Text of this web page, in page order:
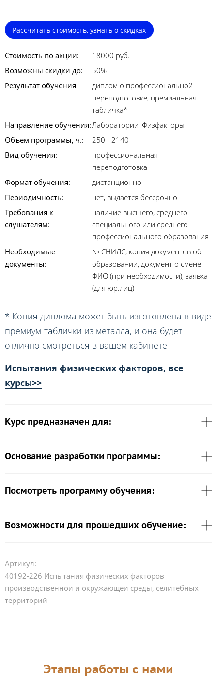
Рассчитать стоимость, узнать о скидках
Стоимость по акции:
18000 руб.
Возможны скидки до:
50%
Результат обучения:
диплом о профессиональной
переподготовке, премиальная
табличка*
Направление обучения:Лаборатории, Физфакторы
Объем программы, ч.:
250 - 2140
Вид обучения:
профессиональная
переподготовка
Формат обучения:
дистанционно
Периодичность:
нет, выдается бессрочно
Требования к
слушателям:
наличие высшего, среднего
специального или среднего
профессионального образования
Необходимые
документы:
№ СНИЛС, копия документов об
образовании, документ о смене
ФИО (при необходимости), заявка
(для юр.лиц)
* Копия диплома может быть изготовлена в виде
премиум-таблички из металла, и она будет
отлично смотреться в вашем кабинете
Испытания физических факторов, все
курсы>>
Курс предназначен для:
Основание разработки программы:
Посмотреть программу обучения:
Возможности для прошедших обучение:
Артикул:
40192-226 Испытания физических факторов
производственной и окружающей среды, селитебных
территорий
Этапы работы с нами